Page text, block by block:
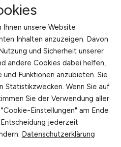
Aufgaben ist es
kompetent
für Fachkräfte in der
im Flottenmanagement
Positionen sind
gezielte, fachlich
spezialisierte
Chancen, geeignete
und für das
Zusammenfassend
unsere Website
Inhalten anzuzeigen. Davon
und Sicherheit unserer
andere Cookies dabei helfen,
Funktionen anzubieten. Sie
Statistikzwecken. Wenn Sie auf
Sie der Verwendung aller
Einstellungen" am Ende
jederzeit
Datenschutzerklärung